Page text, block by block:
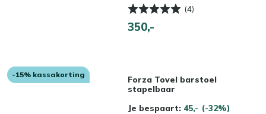
(4)
350,-
-15% kassakorting
Forza Tovel barstoel
stapelbaar
Je bespaart: 45,- (-32%)